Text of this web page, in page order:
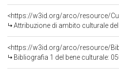
<https://w3id.org/arco/resource/
Attribuzione di ambito culturale
<https://w3id.org/arco/resource/
Bibliografia 1 del bene culturale: